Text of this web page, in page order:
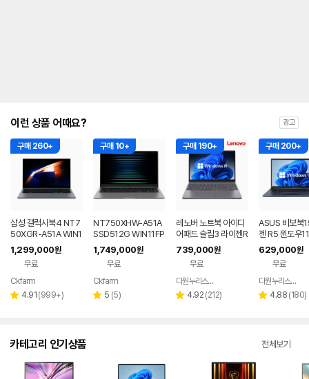
이런 상품 어때요? 광고
구매 260+
삼성 갤럭시북4 NT7
50XGR-A51A WIN1
1 FPP(버젼UP설치)
업무용 학생용 사무용
노트북 문스톤그레이
1,299,000원
무료
페이
Ckfarm
별 4.91 리
(999+)
구매 10+
NT750XHW-A51A
SSD512G WIN11FP
P(버젼UP설치) 삼성
전자 갤럭시북5 노트
1,749,000원
무료
Ckfarm
별 5 리
(5)
구매 190+
레노버 노트북 아이디
어패드 슬림3 라이젠R
5 8GB 256GB 윈도
우11
739,000원
무료
페이
다원누리스토어
별 4.92 리
(212)
구매 200+
ASUS 비보북
젠 R5 윈도우
근무 싼 노트북
629,000원
무료
다원누리스토어
별 4.88 리
(180)
카테고리 인기상품 전체보기